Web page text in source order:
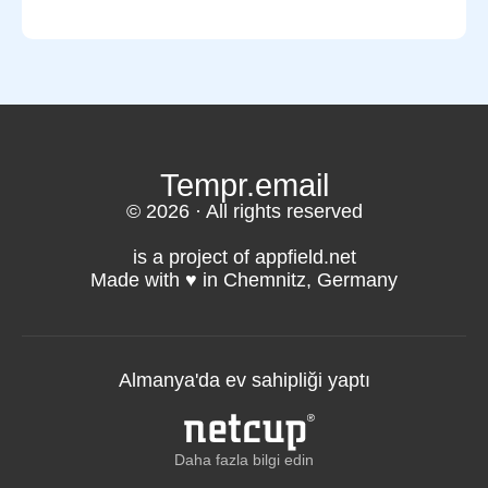
kutunuza erişebilir.
görünmesini sağlamak için herhangi bir
Tempr.email
© 2026 · All rights reserved
is a project of appfield.net
Made with ♥️ in Chemnitz, Germany
Almanya'da ev sahipliği yaptı
Daha fazla bilgi edin